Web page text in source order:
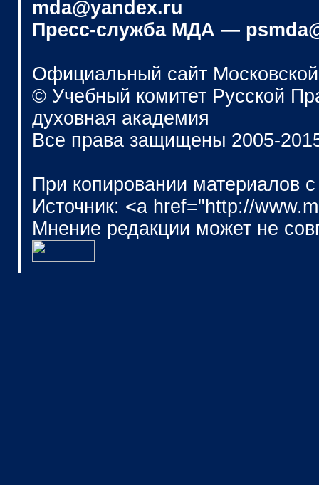
mda@yandex.ru
Пресс-служба МДА —
Официальный сайт
© Учебный комитет Русской
духовная академия
Все права защищены 2005-
При копировании материалов
Источник: <a href="http://
Мнение редакции может не